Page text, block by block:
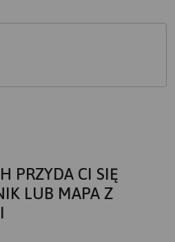
PRZYDA CI SIĘ
LUB MAPA Z